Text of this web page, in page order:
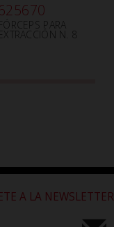
PARA
N. 8
A LA NEWSLETTER